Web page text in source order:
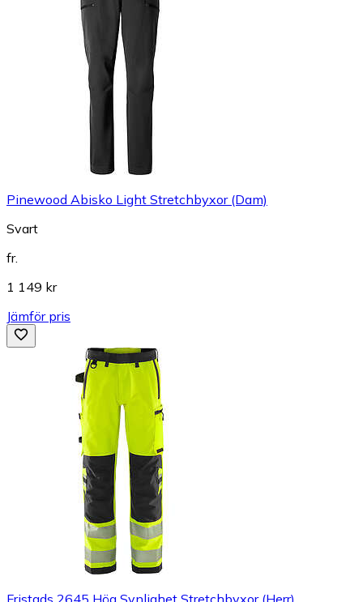
Pinewood Abisko Light Stretchbyxor (Dam)
Svart
fr.
1 149 kr
Jämför pris
Fristads 2645 Hög Synlighet Stretchbyxor (Herr)